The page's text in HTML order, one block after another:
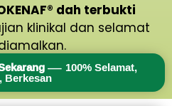
dah terbukti
klinikal dan selamat
— 100% Selamat,
Berkesan